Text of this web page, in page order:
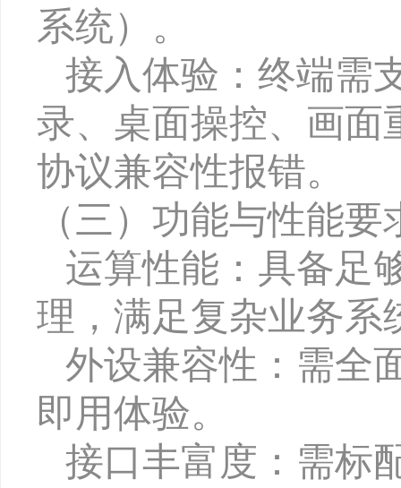
系统）。
接入体验：终端需
录、桌面操控、画面
协议兼容性报错。
（ 三 ） 功能与性能要
运算性能：具备足
理，满足复杂业务系
外设兼容性：需全
即用体验。
接口丰富度：需标